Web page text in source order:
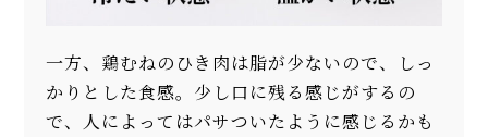
一方、鶏むねのひき肉は脂が少ないので、しっ
かりとした食感。少し口に残る感じがするの
で、人によってはパサついたように感じるかも